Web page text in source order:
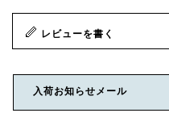
レビューを書く
入荷お知らせメール